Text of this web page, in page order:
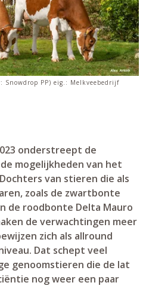
PP) eig.: Melkveebedrijf
onderstreept de
mogelijkheden van het
van stieren die als
zoals de zwartbonte
de roodbonte Delta Mauro
de verwachtingen meer
zich als allround
Dat schept veel
genoomstieren die de lat
nog weer een paar